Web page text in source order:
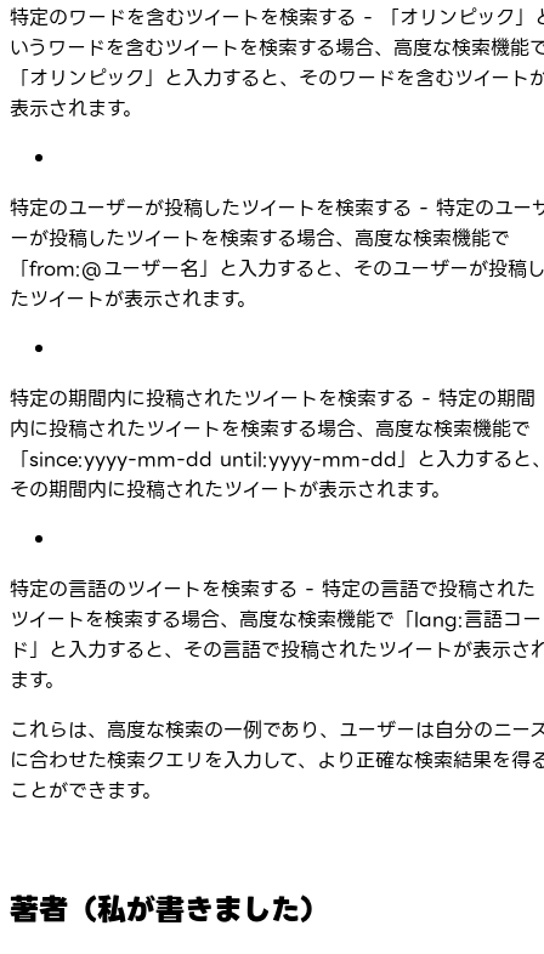
特定のワードを含むツイートを検索する - 「オリンピック」
いうワードを含むツイートを検索する場合、高度な検索機能
「オリンピック」と入力すると、そのワードを含むツイート
表示されます。
特定のユーザーが投稿したツイートを検索する - 特定のユー
ーが投稿したツイートを検索する場合、高度な検索機能で
「from:@ユーザー名」と入力すると、そのユーザーが投稿
たツイートが表示されます。
特定の期間内に投稿されたツイートを検索する - 特定の期間
内に投稿されたツイートを検索する場合、高度な検索機能で
「since:yyyy-mm-dd until:yyyy-mm-dd」と入力すると
その期間内に投稿されたツイートが表示されます。
特定の言語のツイートを検索する - 特定の言語で投稿された
ツイートを検索する場合、高度な検索機能で「lang:言語コー
ド」と入力すると、その言語で投稿されたツイートが表示さ
ます。
これらは、高度な検索の一例であり、ユーザーは自分のニー
に合わせた検索クエリを入力して、より正確な検索結果を得
ことができます。
著者（私が書きました）